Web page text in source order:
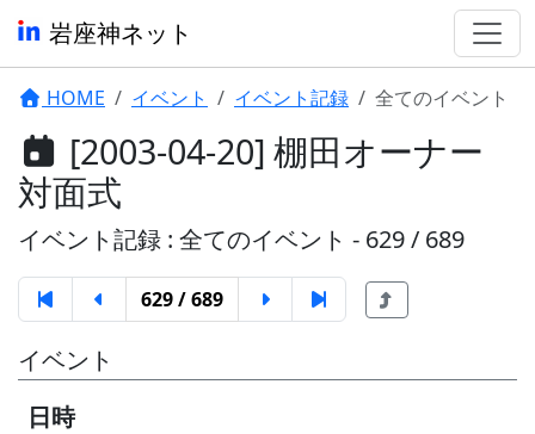
岩座神ネット
HOME イベント イベント記録 全てのイベント
[2003-04-20] 棚田オーナー
対面式
イベント記録 : 全てのイベント - 629 / 689
629 / 689
イベント
日時